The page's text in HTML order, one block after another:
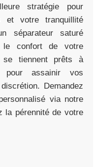
stratégie pour
et votre tranquillité
séparateur saturé
le confort de votre
se tiennent prêts à
assainir vos
Demandez
via notre
la pérennité de votre